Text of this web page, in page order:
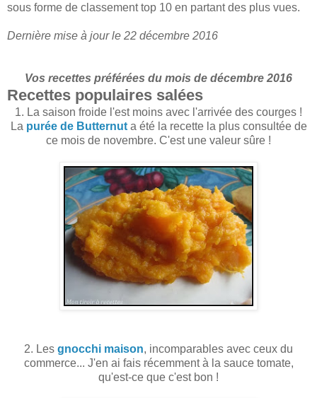
sous forme de classement top 10 en partant des plus vues.
Dernière mise à jour le 22 décembre 2016
Vos recettes préférées du mois de décembre 2016
Recettes populaires salées
1. La saison froide l'est moins avec l'arrivée des courges !
La purée de Butternuta été la recette la plus consultée de
ce mois de novembre. C'est une valeur sûre !
2. Les gnocchi maison, incomparables avec ceux du
commerce... J'en ai fais récemment à la sauce tomate,
qu'est-ce que c'est bon !